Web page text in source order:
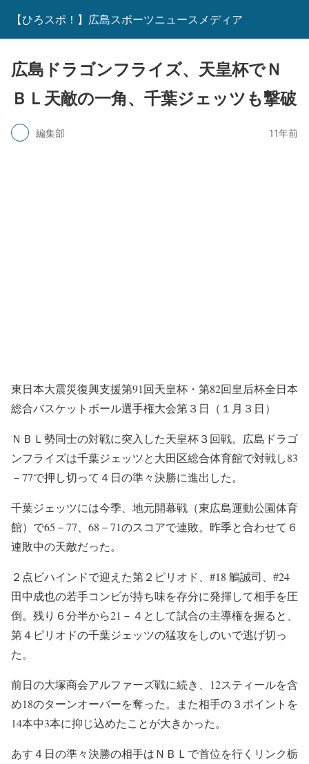
【ひろスポ！】広島スポーツニュースメディア
広島ドラゴンフライズ、天皇杯でＮ
ＢＬ天敵の一角、千葉ジェッツも撃破
編集部 11年前
東日本大震災復興支援第91回天皇杯・第82回皇后杯全日本
総合バスケットボール選手権大会第３日（１月３日）
ＮＢＬ勢同士の対戦に突入した天皇杯３回戦。広島ドラゴ
ンフライズは千葉ジェッツと大田区総合体育館で対戦し83
－77で押し切って４日の準々決勝に進出した。
千葉ジェッツには今季、地元開幕戦（東広島運動公園体育
館）で65－77、68－71のスコアで連敗。昨季と合わせて６
連敗中の天敵だった。
２点ビハインドで迎えた第２ピリオド、#18 鵤誠司、#24
田中成也の若手コンビが持ち味を存分に発揮して相手を圧
倒。残り６分半から21－４として試合の主導権を握ると、
第４ピリオドの千葉ジェッツの猛攻をしのいで逃げ切っ
た。
前日の大塚商会アルファーズ戦に続き、12スティールを含
め18のターンオーバーを奪った。また相手の３ポイントを
14本中3本に抑じ込めたことが大きかった。
あす４日の準々決勝の相手はＮＢＬで首位を行くリンク栃